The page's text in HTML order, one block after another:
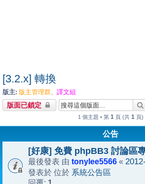
[3.2.x] 轉換
版主: 版主管理群、 譯文組
版面已鎖定
1 個主題 • 第 1 頁 (共 1 頁)
公告
[好康] 免費 phpBB3 討論區
最後發表 由 tonylee5566 «
發表於 位於 系統公告區